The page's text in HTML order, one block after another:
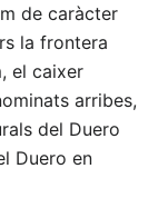
de caràcter
la frontera
el caixer
arribes,
del Duero
Duero en